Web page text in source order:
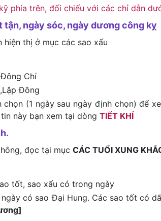
phía trên, đối chiếu với các chỉ dẫn
tận, ngày sóc, ngày dương công kỵ
hiện thị ở mục các sao xấu
Đông Chí
Đông
(1 ngày sau ngày định chọn) để
này bạn xem tại dòng TIẾT KHÍ
đọc tại mục CÁC TUỔI XUNG
tốt, sao xấu có trong ngày
có sao Đại Hung. Các sao tốt có